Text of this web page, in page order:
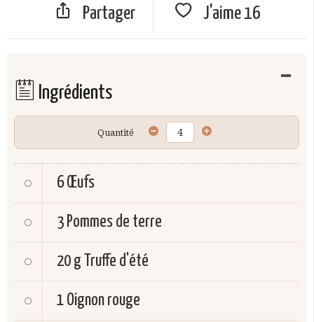
Partager J'aime16
Ingrédients
Quantité
6 Œufs
3 Pommes de terre
20 g Truffe d'été
1 Oignon rouge